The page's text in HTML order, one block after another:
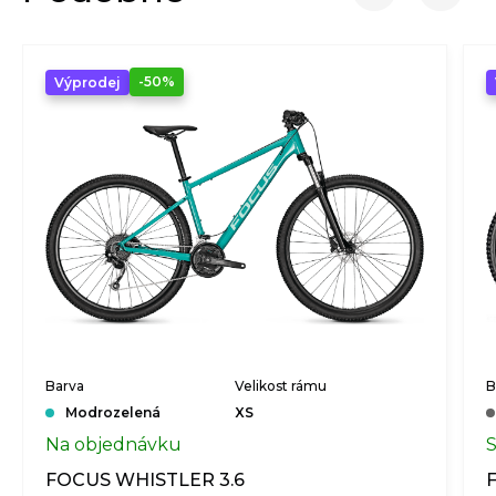
Výprodej -50%
Barva
Modrozelená
Velikost rámu
XS
Na objednávku
FOCUS WHISTLER 3.6